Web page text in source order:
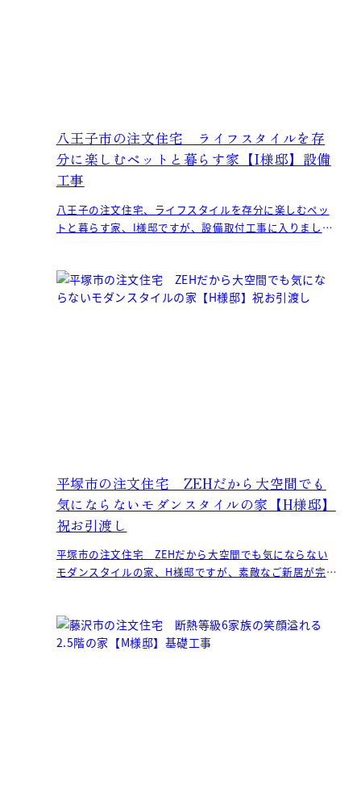
八王子市の注文住宅 ライフスタイルを存
分に楽しむペットと暮らす家【I様邸】設備
工事
八王子の注文住宅、ライフスタイルを存分に楽しむペッ
トと暮らす家、I様邸ですが、設備取付工事に入りまし
平塚市の注文住宅 ZEHだから大空間でも
気にならないモダンスタイルの家【H様邸】
祝お引渡し
平塚市の注文住宅 ZEHだから大空間でも気にならない
モダンスタイルの家、H様邸ですが、素敵なご新居が完成